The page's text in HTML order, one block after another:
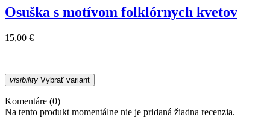
Osuška s motívom folklórnych kvetov
15,00 €
visibility Vybrať variant
Komentáre (0)
Na tento produkt momentálne nie je pridaná žiadna recenzia.